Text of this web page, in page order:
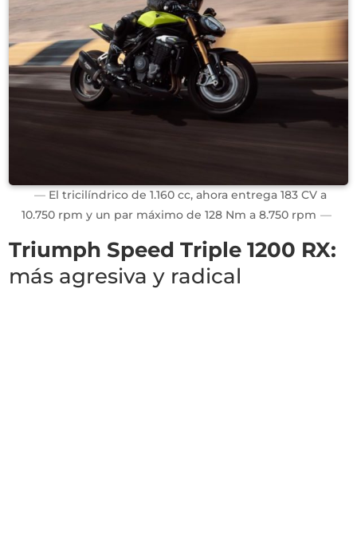
El tricilíndrico de 1.160 cc, ahora entrega 183 CV a
10.750 rpm y un par máximo de 128 Nm a 8.750 rpm
Triumph Speed Triple 1200 RX:
más agresiva y radical